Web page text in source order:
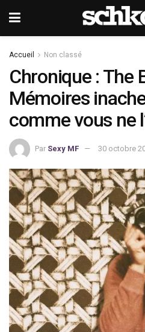
Accueil Non classé
Chronique : The
Mémoires
comme vous ne
Par Sexy MF 30 octobre